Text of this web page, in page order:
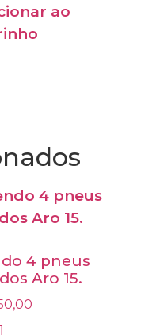
ao
4 pneus
Aro 15.